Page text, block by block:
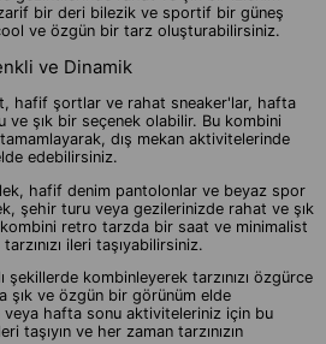
bir deri bilezik ve sportif bir güneş
ve özgün bir tarz oluşturabilirsiniz.
ve Dinamik
hafif şortlar ve rahat sneaker'lar, hafta
şık bir seçenek olabilir. Bu kombini
dış mekan aktivitelerinde
edebilirsiniz.
hafif denim pantolonlar ve beyaz spor
şehir turu veya gezilerinizde rahat ve şık
retro tarzda bir saat ve minimalist
ileri taşıyabilirsiniz.
şekillerde kombinleyerek tarzınızı özgürce
şık ve özgün bir görünüm elde
hafta sonu aktiviteleriniz için bu
taşıyın ve her zaman tarzınızın